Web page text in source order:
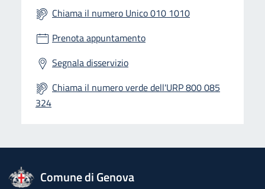
Chiama il numero Unico 010 1010
Prenota appuntamento
Segnala disservizio
Chiama il numero verde dell'URP 800 085
324
logo Unione Europea
Comune di Genova